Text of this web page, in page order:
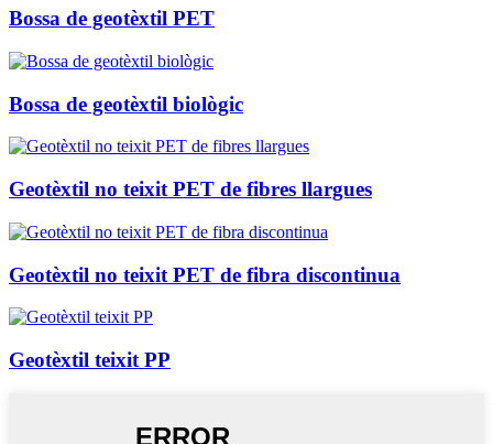
Bossa de geotèxtil PET
Bossa de geotèxtil biològic
Geotèxtil no teixit PET de fibres llargues
Geotèxtil no teixit PET de fibra discontinua
Geotèxtil teixit PP